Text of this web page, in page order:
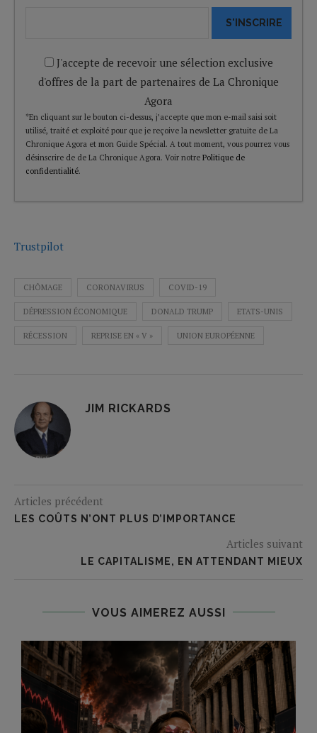
S'INSCRIRE
J'accepte de recevoir une sélection exclusive
d'offres de la part de partenaires de La Chronique
Agora
*En cliquant sur le bouton ci-dessus, j’accepte que mon e-mail saisi soit
utilisé, traité et exploité pour que je reçoive la newsletter gratuite de La
Chronique Agora et mon Guide Spécial. A tout moment, vous pourrez vous
désinscrire de de La Chronique Agora. Voir notre Politique de
confidentialité.
Trustpilot
CHÔMAGE CORONAVIRUS COVID-19
DÉPRESSION ÉCONOMIQUE DONALD TRUMP ETATS-UNIS
RÉCESSION REPRISE EN « V » UNION EUROPÉENNE
JIM RICKARDS
Articles précédent
LES COÛTS N’ONT PLUS D’IMPORTANCE
Articles suivant
LE CAPITALISME, EN ATTENDANT MIEUX
VOUS AIMEREZ AUSSI